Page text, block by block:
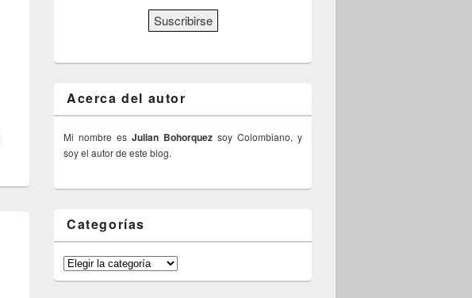
Acerca del autor
Mi nombre es Julian Bohorquez soy Colombiano, y
soy el autor de este blog.
Categorías
Categorías